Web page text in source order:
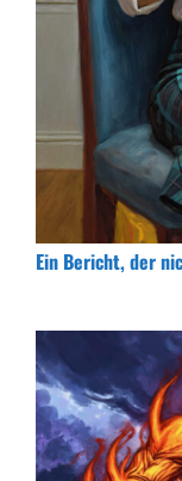
Ein Bericht, der